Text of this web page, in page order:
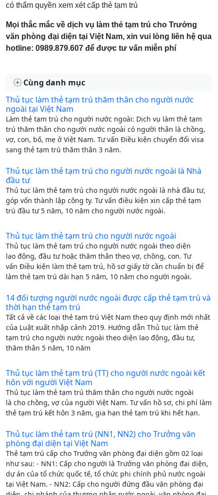
có thẩm quyền xem xét cấp thẻ tạm trú
Mọi thắc mắc về dịch vụ làm thẻ tạm trú cho Trưởng
văn phòng đại diện tại Việt Nam, xin vui lòng liên hệ qua
hotline: 0989.879.607 để được tư vấn miễn phí
Cùng danh mục
Thủ tục làm thẻ tạm trú thăm thân cho người nước
ngoài tại Việt Nam
Làm thẻ tạm trú cho người nước ngoài: Dịch vụ làm thẻ tạm
trú thăm thân cho người nước ngoài có người thân là chồng,
vợ, con, bố, mẹ ở Việt Nam. Tư vấn Điều kiện chuyển đổi visa
sang thẻ tạm trú thăm thân 3 năm.
Thủ tục làm thẻ tạm trú cho người nước ngoài là Nhà
đầu tư
Thủ tục làm thẻ tạm trú cho người nước ngoài là nhà đầu tư,
góp vốn thành lập công ty. Tư vấn điều kiện xin cấp thẻ tạm
trú đầu tư 5 năm, 10 năm cho người nước ngoài.
Thủ tục làm thẻ tạm trú cho người nước ngoài
Thủ tục làm thẻ tạm trú cho người nước ngoài theo diện
lao động, đầu tư hoặc thăm thân theo vợ, chồng, con. Tư
vấn Điều kiện làm thẻ tạm trú, hồ sơ giấy tờ cần chuẩn bị để
làm thẻ tạm trú dài hạn 5 năm, 10 năm cho người ngoài.
14 đối tượng người nước ngoài được cấp thẻ tạm trú và
thời hạn thẻ tạm trú
Tất cả về các loại thẻ tạm trú Việt Nam theo quy định mới nhất
của Luật xuất nhập cảnh 2019. Hướng dẫn Thủ tục làm thẻ
tạm trú cho người nước ngoài theo diện lao động, đầu tư,
thăm thân 5 năm, 10 năm
Thủ tục làm thẻ tạm trú (TT) cho người nước ngoài kết
hôn với người Việt Nam
Thủ tục làm thẻ tạm trú thăm thân cho người nước ngoài
là cho chồng, vợ của người Việt Nam. Tư vấn hồ sơ, chi phí làm
thẻ tạm trú kết hôn 3 năm, gia hạn thẻ tạm trú khi hết hạn.
Thủ tục làm thẻ tạm trú (NN1, NN2) cho Trưởng văn
phòng đại diện tại Việt Nam
Thẻ tạm trú cấp cho Trưởng văn phòng đại diện gồm 02 loại
như sau: - NN1: Cấp cho người là Trưởng văn phòng đại diện,
dự án của tổ chức quốc tế, tổ chức phi chính phủ nước ngoài
tại Việt Nam. - NN2: Cấp cho người đứng đầu văn phòng đại